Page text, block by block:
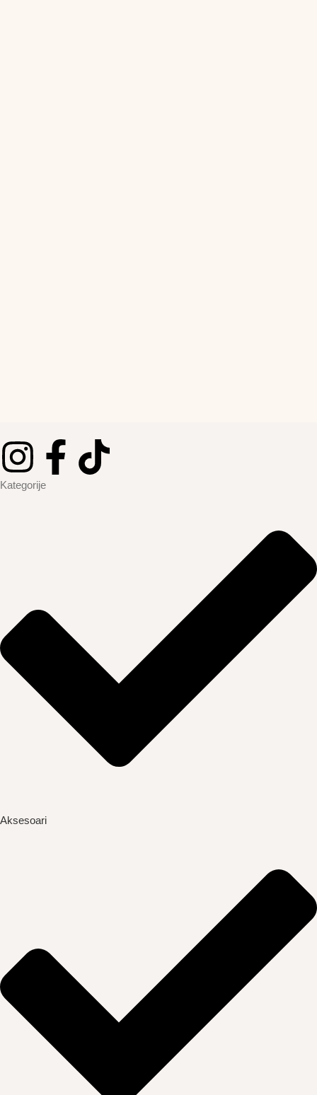
Kategorije
Aksesoari